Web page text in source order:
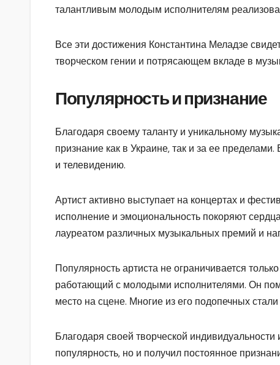
талантливым молодым исполнителям
Все эти достижения Константина Меладзе
творческом гении и потрясающем вкладе в
Популярность и признание
Благодаря своему таланту и уникальному
признание как в Украине, так и за ее
и телевидению.
Артист активно выступает на концертах и
исполнение и эмоциональность покоряют
лауреатом различных музыкальных премий и
Популярность артиста не ограничивается
работающий с молодыми исполнителями. Он
место на сцене. Многие из его подопечных
Благодаря своей творческой
популярность, но и получил постоянное